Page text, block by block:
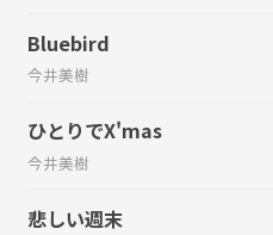
Bluebird
今井美樹
ひとりでX'mas
今井美樹
悲しい週末